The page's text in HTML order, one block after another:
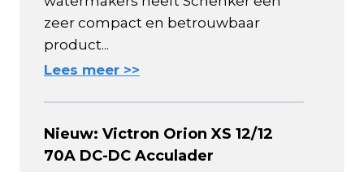
zeer compact en betrouwbaar
product...
Lees meer >>
Nieuw: Victron Orion XS 12/12
70A DC-DC Acculader